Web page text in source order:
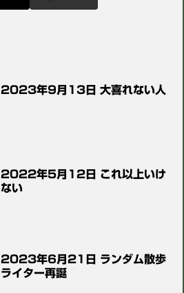
2023年9月13日 大喜れない人
2022年5月12日 これ以上いけ
ない
2023年6月21日 ランダム散歩
ライター再誕